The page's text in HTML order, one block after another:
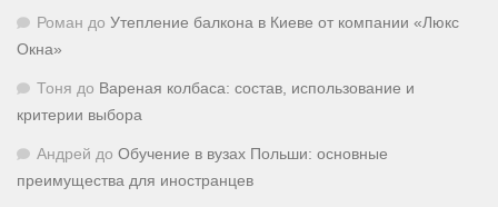
Роман до Утепление балкона в Киеве от компании «Люкс
Окна»
Тоня до Вареная колбаса: состав, использование и
критерии выбора
Андрей до Обучение в вузах Польши: основные
преимущества для иностранцев